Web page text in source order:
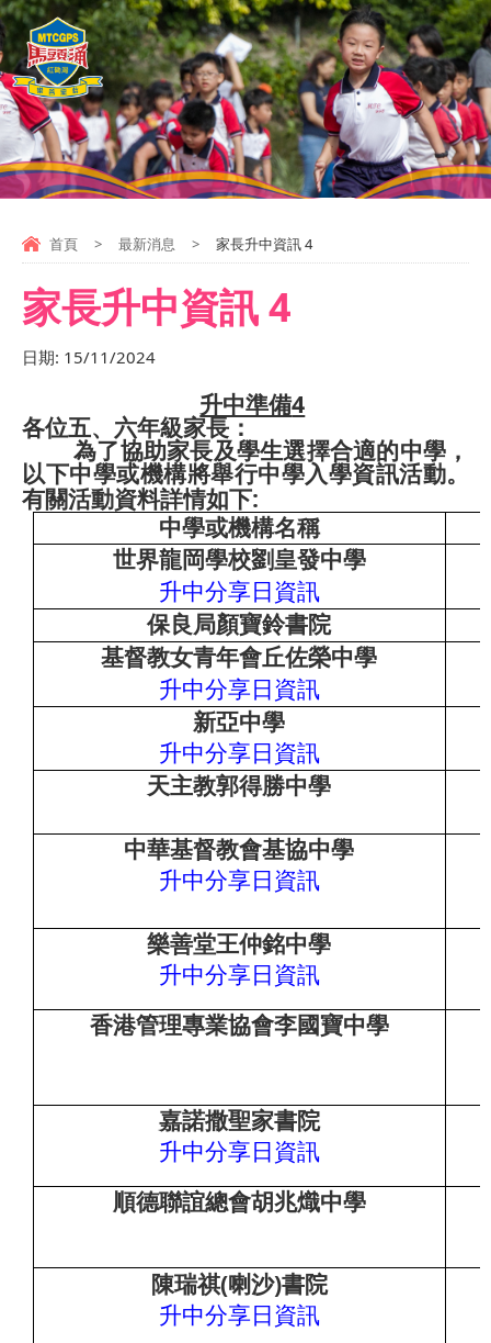
首頁 > 最新消息 > 家長升中資訊 4
家長升中資訊 4
日期: 15/11/2024
升中準備4
各位五、六年級家長：
為了協助家長及學生選擇合適的中學，
以下中學或機構將舉行中學入學資訊活動。
有關活動資料詳情如下:
中學或機構名稱
世界龍岡學校劉皇發中學
升中分享日資訊
保良局顏寶鈴書院
基督教女青年會丘佐榮中學
升中分享日資訊
新亞中學
升中分享日資訊
天主教郭得勝中學
中華基督教會基協中學
升中分享日資訊
樂善堂王仲銘中學
升中分享日資訊
香港管理專業協會李國寶中學
嘉諾撒聖家書院
升中分享日資訊
順德聯誼總會胡兆熾中學
陳瑞祺(喇沙)書院
升中分享日資訊